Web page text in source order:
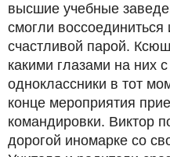
высшие учебные
смогли воссоединиться
счастливой парой.
какими глазами на них
одноклассники в тот
конце мероприятия
командировки. Виктор
дорогой иномарке со